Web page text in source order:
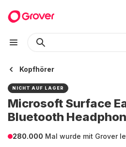
Kopfhörer
NICHT AUF LAGER
Microsoft Surface
Bluetooth
280.000 Mal wurde mit Grover